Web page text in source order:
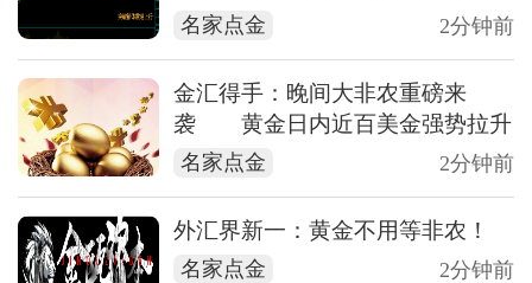
名家点金 2分钟前
金汇得手：晚间大非农重磅来
袭 黄金日内近百美金强势拉升
名家点金 2分钟前
外汇界新一：黄金不用等非农！
名家点金 2分钟前